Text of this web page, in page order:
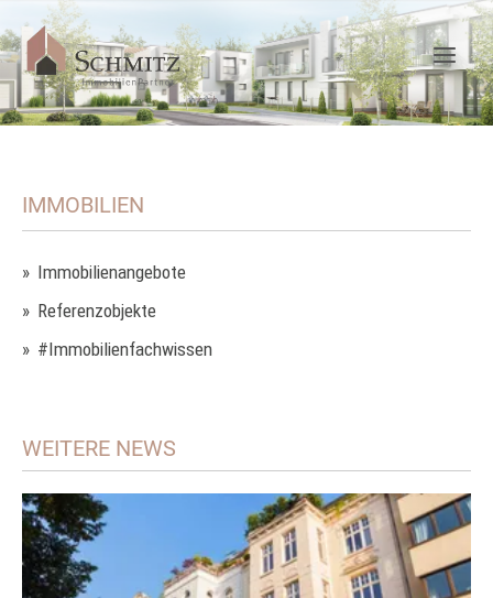
IMMOBILIEN
Immobilienangebote
Referenzobjekte
#Immobilienfachwissen
WEITERE NEWS